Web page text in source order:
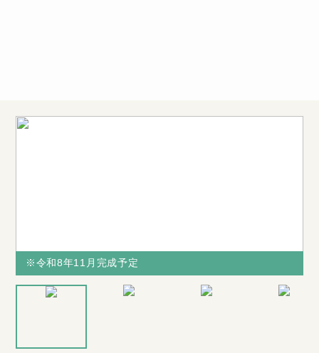
※令和8年11月完成予定
※令和8年11月完成予定